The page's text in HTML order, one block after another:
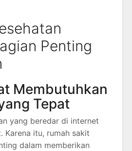
Penting
Membutuhkan
Tepat
yang beredar di internet
Karena itu, rumah sakit
dalam memberikan